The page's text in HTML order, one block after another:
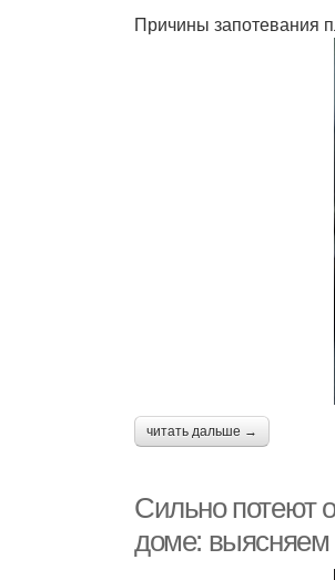
Причины запотевания
читать дальше →
Сильно потеют
доме: выясняем